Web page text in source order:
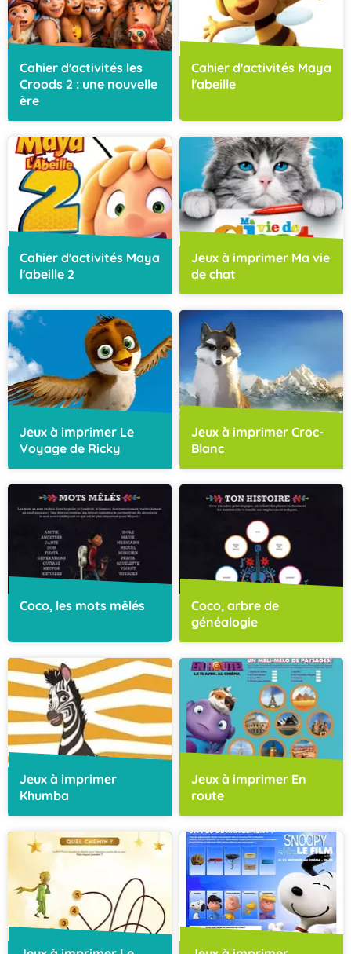
Cahier d'activités les
Croods 2 : une nouvelle
ère
Cahier d'activités Maya
l'abeille
Cahier d'activités Maya
l'abeille 2
Jeux à imprimer Ma vie
de chat
Jeux à imprimer Le
Voyage de Ricky
Jeux à imprimer Croc-
Blanc
Coco, les mots mêlés
Coco, arbre de
généalogie
Jeux à imprimer
Khumba
Jeux à imprimer En
route